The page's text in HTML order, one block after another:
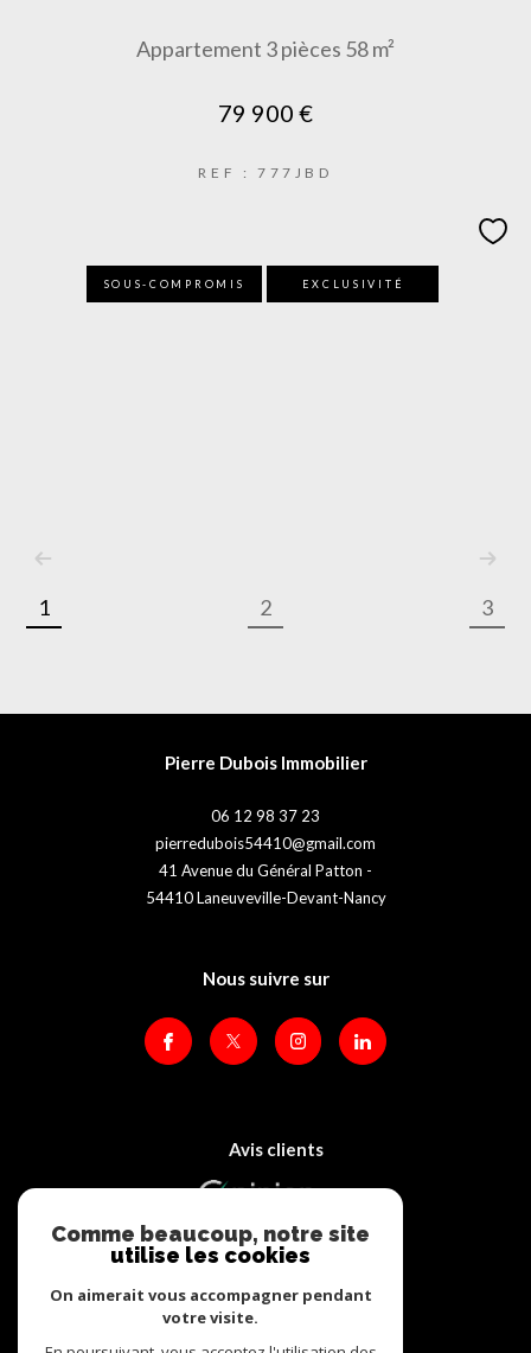
Appartement 3 pièces 58 m²
79 900 €
REF : 777JBD
SOUS-COMPROMIS EXCLUSIVITÉ
1 2 3
Pierre Dubois Immobilier
06 12 98 37 23
pierredubois54410@gmail.com
41 Avenue du Général Patton -
54410 Laneuveville-Devant-Nancy
Nous suivre sur
Avis clients
Adhérents
Comme beaucoup, notre site
utilise les cookies
On aimerait vous accompagner pendant
votre visite.